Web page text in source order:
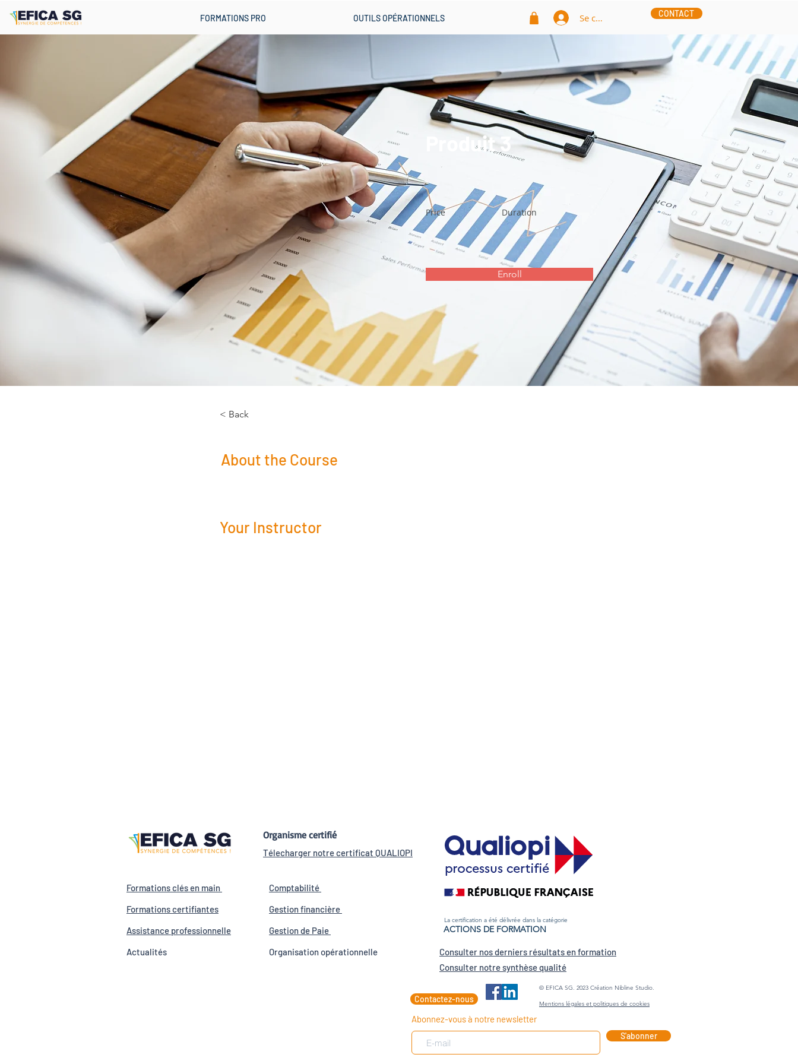
FORMATIONS PRO OUTILS OPÉRATIONNELS Se connecter CONTACT
Produit 3
Price Duration
Enroll
< Back
About the Course
Your Instructor
Formations clés en main
Formations certifiantes
Assistance professionnelle
Actualités
Organisme certifié
Télecharger notre certificat QUALIOPI
Comptabilité
Gestion financière
Gestionde Paie
Organisation opérationnelle
La certification a été délivrée dans la catégorie
ACTIONS DE FORMATION
Consulter nos derniers résultats en formation
Consulter notre synthèse qualité
Contactez-nous
© EFICA SG. 2023 Création Nibline Studio.
Mentions légales et politiques de cookies
Abonnez-vous à notre newsletter
S'abonner